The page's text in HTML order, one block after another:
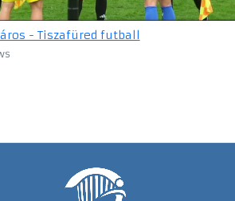
- Tiszafüred futball